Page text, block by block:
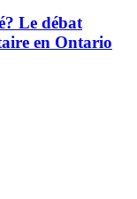
Le débat
en Ontario